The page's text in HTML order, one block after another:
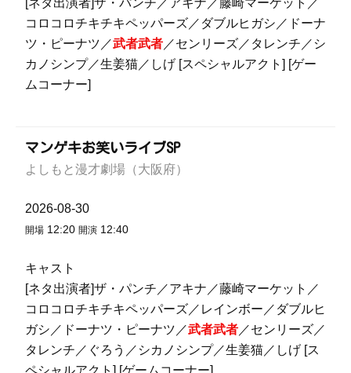
[ネタ出演者]ザ・パンチ／アキナ／藤崎マーケット／
コロコロチキチキペッパーズ／ダブルヒガシ／ドーナ
ツ・ピーナツ／武者武者 ／センリーズ／タレンチ／シ
カノシンプ／生姜猫／しげ [スペシャルアクト] [ゲー
ムコーナー]
マンゲキお笑いライブSP
よしもと漫才劇場（大阪府）
2026-08-30
開場 12:20 開演 12:40
キャスト
[ネタ出演者]ザ・パンチ／アキナ／藤崎マーケット／
コロコロチキチキペッパーズ／レインボー／ダブルヒ
ガシ／ドーナツ・ピーナツ／武者武者 ／センリーズ／
タレンチ／ぐろう／シカノシンプ／生姜猫／しげ [ス
ペシャルアクト] [ゲームコーナー]